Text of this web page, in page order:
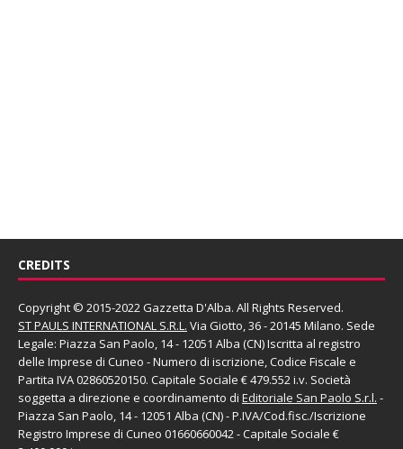
CREDITS
Copyright © 2015-2022 Gazzetta D'Alba. All Rights Reserved.
ST PAULS INTERNATIONAL S.R.L. Via Giotto, 36 - 20145 Milano. Sede
Legale: Piazza San Paolo, 14 - 12051 Alba (CN) Iscritta al registro
delle Imprese di Cuneo - Numero di iscrizione, Codice Fiscale e
Partita IVA 02860520150. Capitale Sociale € 479.552 i.v. Società
soggetta a direzione e coordinamento di Editoriale San Paolo S.r.l. -
Piazza San Paolo, 14 - 12051 Alba (CN) - P.IVA/Cod.fisc./Iscrizione
Registro Imprese di Cuneo 01660660042 - Capitale Sociale €